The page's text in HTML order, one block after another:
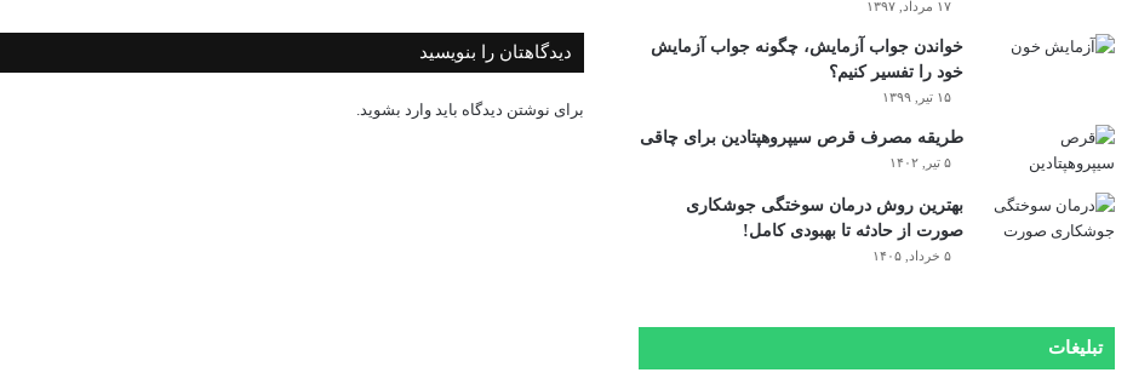
دیدگاهتان را بنویسید
برای نوشتن دیدگاه باید وارد بشوید
۱۷ مرداد, ۱۳۹۷
خواندن جواب آزمایش، چگونه جواب آزمایش
خود را تفسیر کنیم؟
۱۵ تیر, ۱۳۹۹
طریقه مصرف قرص سیپروهپتادین برای چاقی
۵ تیر, ۱۴۰۲
بهترین روش درمان سوختگی جوشکاری
صورت از حادثه تا بهبودی کامل!
۵ خرداد, ۱۴۰۵
تبلیغات